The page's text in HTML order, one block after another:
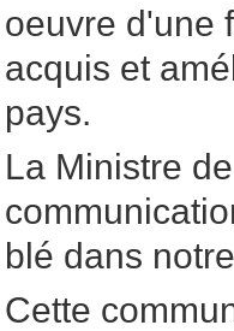
oeuvre d'une
acquis et
pays.
La Ministre
blé dans
Cette